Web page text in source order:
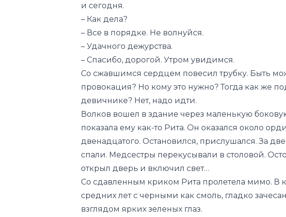
и сегодня.
– Как дела?
– Все в порядке. Не волнуйся.
– Удачного дежурства.
– Спасибо, дорогой. Утром увидимся.
Со сжавшимся сердцем повесил трубку. Быть
провокация? Но кому это нужно? Тогда как же
девичнике? Нет, надо идти.
Волков вошел в здание через маленькую
показала ему как-то Рита. Он оказался около
двенадцатого. Остановился, прислушался. За
спали. Медсестры перекусывали в столовой.
открыл дверь и включил свет…
Со сдавленным криком Рита пролетела мимо. В
средних лет с черными как смоль, гладко
взглядом ярких зеленых глаз.